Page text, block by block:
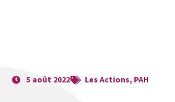
5 août 2022 Les Actions, PAH